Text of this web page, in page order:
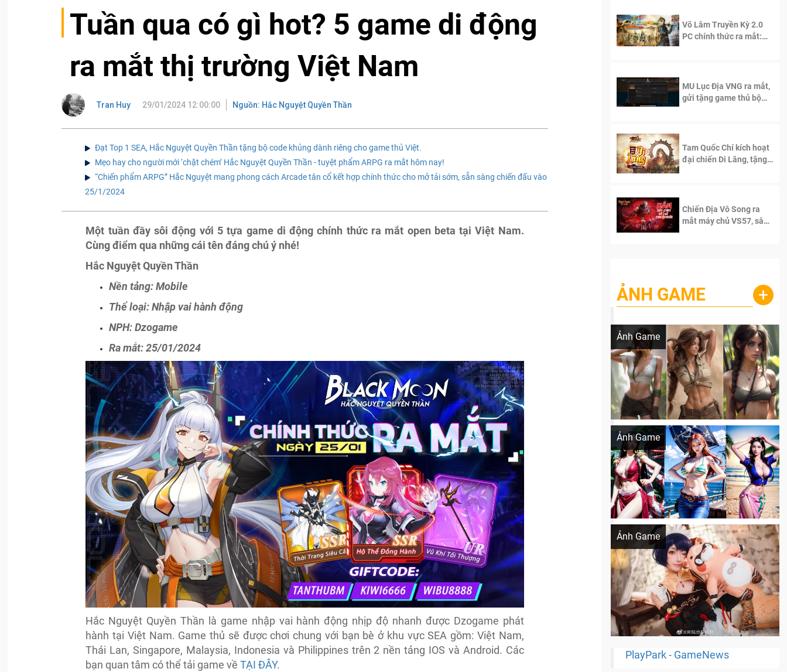
Tuần qua có gì hot? 5 game di động
ra mắt thị trường Việt Nam
Tran Huy 29/01/2024 12:00:00 Nguồn: Hắc Nguyệt Quyền Thần
Đạt Top 1 SEA, Hắc Nguyệt Quyền Thần tặng bộ code khủng dành riêng cho game thủ Việt.
Mẹo hay cho người mới ‘chặt chém’ Hắc Nguyệt Quyền Thần - tuyệt phẩm ARPG ra mắt hôm nay!
“Chiến phẩm ARPG” Hắc Nguyệt mang phong cách Arcade tân cổ kết hợp chính thức cho mở tải sớm, sẵn sàng chiến đấu vào
25/1/2024
Một tuần đầy sôi động với 5 tựa game di động chính thức ra mắt open beta tại Việt Nam.
Cùng điểm qua những cái tên đáng chú ý nhé!
Hắc Nguyệt Quyền Thần
Nền tảng: Mobile
Thể loại: Nhập vai hành động
NPH: Dzogame
Ra mắt: 25/01/2024
Hắc Nguyệt Quyền Thần là game nhập vai hành động nhịp độ nhanh được Dzogame phát
hành tại Việt Nam. Game thủ sẽ được chơi chung với bạn bè ở khu vực SEA gồm: Việt Nam,
Thái Lan, Singapore, Malaysia, Indonesia và Philippines trên 2 nền tảng IOS và Android. Các
bạn quan tâm có thể tải game vềTẠI ĐÂY.
Võ Lâm Truyền Kỳ 2.0
PC chính thức ra mắt:
MU Lục Địa VNG ra mắt,
gửi tặng game thủ bộ
Tam Quốc Chí kích hoạt
đại chiến Di Lăng, tặng
Chiến Địa Vô Song ra
mắt máy chủ VS57, sân
ẢNH GAME +
Ảnh Game
Lala Croft vừa nóng vừa xinh dưới nét vẽ
Ảnh Game
Khi AI Cosplay gái đẹp One Piece
Ảnh Game
Cosplay Xiangling siêu cute
PlayPark - GameNews